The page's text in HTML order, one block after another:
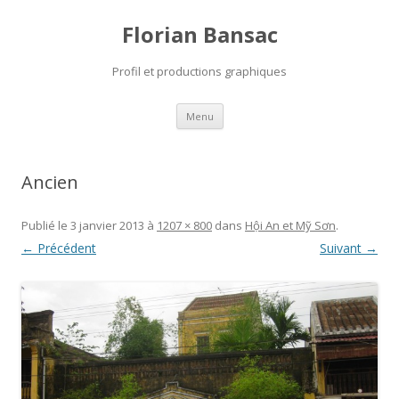
Florian Bansac
Profil et productions graphiques
Menu Aller
contenu
Ancien
Publié le 3 janvier 2013 à 1207 × 800 dans Hội An et Mỹ Sơn.
← Précédent Suivant →